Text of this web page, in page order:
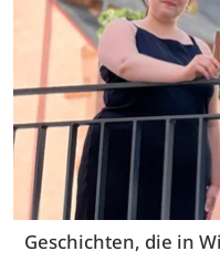
Geschichten, die in